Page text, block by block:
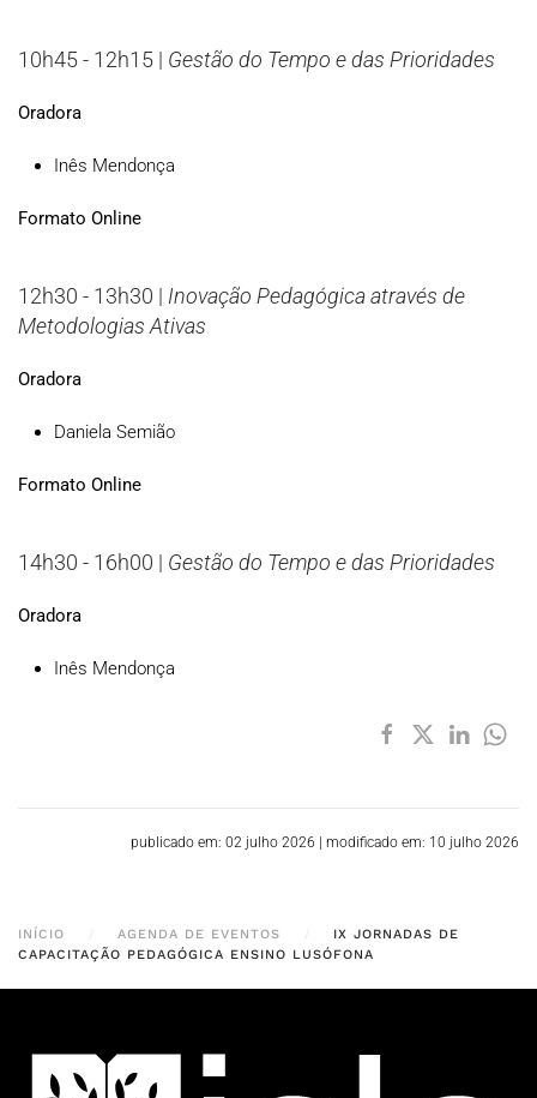
10h45 - 12h15 | Gestão do Tempo e das Prioridades
Oradora
Inês Mendonça
Formato Online
12h30 - 13h30 | Inovação Pedagógica através de
Metodologias Ativas
Oradora
Daniela Semião
Formato Online
14h30 - 16h00 | Gestão do Tempo e das Prioridades
Oradora
Inês Mendonça
publicado em: 02 julho 2026 modificado em: 10 julho 2026
INÍCIO AGENDA DE EVENTOS
IX JORNADAS DE
CAPACITAÇÃO PEDAGÓGICA ENSINO LUSÓFONA